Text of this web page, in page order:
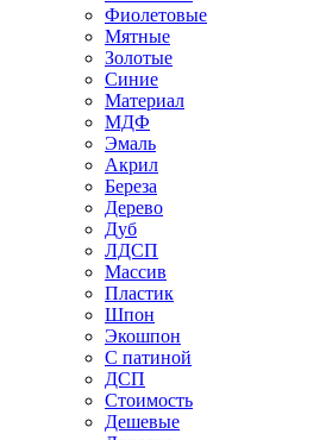
Фиолетовые
Мятные
Золотые
Синие
Материал
МДФ
Эмаль
Акрил
Береза
Дерево
Дуб
ЛДСП
Массив
Пластик
Шпон
Экошпон
С патиной
ДСП
Стоимость
Дешевые